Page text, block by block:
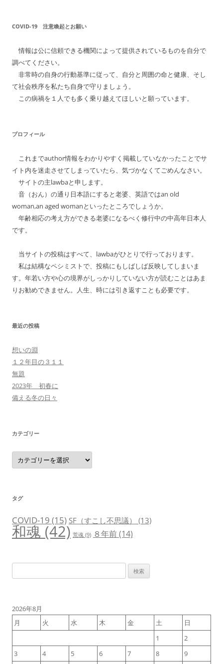
COVID-19 注意喚起とお願い
情報は公に信頼できる機関によって提供されているものを自分で
調べてください。
非常時の自身の行動基準に従って、自分と周囲の命と健康、そし
て社会秩序を私たち自身で守りましょう。
この病禍を１人でも多く乗り越えてほしいと願っています。
プロフィール
これまでauthor情報をわかりやすく掲載していなかったことでサ
イト内を迷走させてしまっていたら、気づかなくてごめんなさい。
サイトの主lawbaと申します。
音（おん）の通り日本語にすると老婆、英語ではan old
woman,an aged womanといったところでしょうか。
年齢相応の考え方ができる老婆になるべく修行中の中高年日本人
です。
当サイトの投稿はすべて、lawbaがひとりで行っております。
私は結構なペシミストで、投稿にもしばしば反映してしまいま
す。年若い方や心の境界がしっかりしていない方が読むことはあま
りお勧めできません。人生、時には引き返すことも必要です。
最近の投稿
想いの淵
１２年目の３１１
無題
2023年 初春に
備える冬の日々
カテゴリー
カ
テ
ゴ
タグ
COVID-19 (15) SF（すこし不思議） (13)
和魂 (42) 荒魂 (9) ８年前(14)
索:
2026年8月
月
火 水 木 金 土
日
1
2
3
4 5 6 7 8
9